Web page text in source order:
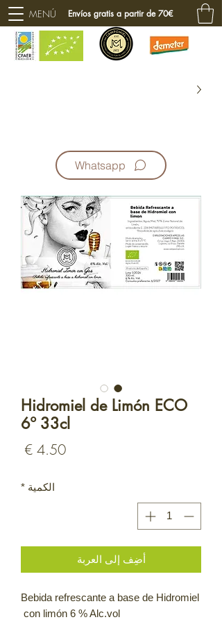
MENÚ Envíos gratis a partir de 70€
Whatsapp
Hidromiel de Limón ECO
6º 33cl
الكمية *
أضِف إلى العربة
Bebida refrescante a base de Hidromiel
con limón 6 % Alc.vol